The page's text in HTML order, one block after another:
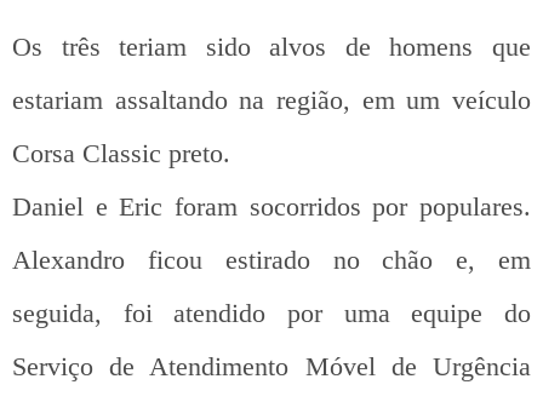
Os três teriam sido alvos de homens que
estariam assaltando na região, em um veículo
Corsa Classic preto.
Daniel e Eric foram socorridos por populares.
Alexandro ficou estirado no chão e, em
seguida, foi atendido por uma equipe do
Serviço de Atendimento Móvel de Urgência